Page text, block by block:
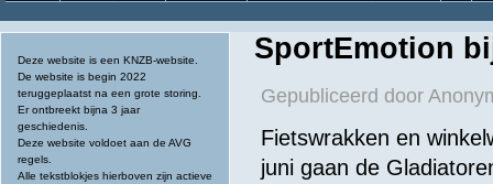
Deze website is een KNZB-website.
De website is begin 2022
teruggeplaatst na een grote storing.
Er ontbreekt bijna 3 jaar
geschiedenis.
Deze website voldoet aan de AVG
regels.
Alle tekstblokjes hierboven zijn actieve
SportEmotion
Gepubliceerd door
Fietswrakken en
juni gaan de